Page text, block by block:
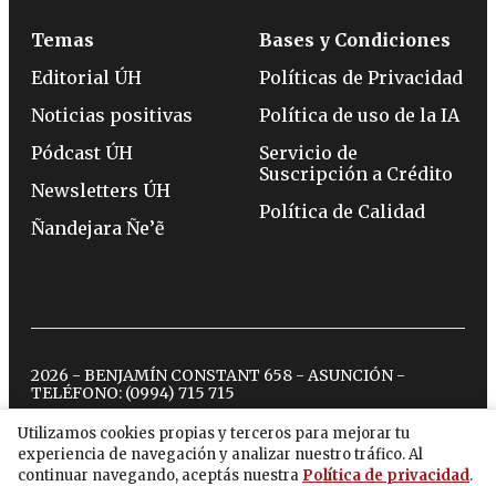
Utilizamos cookies propias y terceros para mejorar tu
experiencia de navegación y analizar nuestro tráfico. Al
continuar navegando, aceptás nuestra Política de privacidad.
Temas
Editorial ÚH
Noticias positivas
Pódcast ÚH
Newsletters ÚH
Ñandejara Ñe’ẽ
Bases y Condiciones
Políticas de Privacidad
Política de uso de la IA
Servicio de
Suscripción a Crédito
Política de Calidad
2026 - BENJAMÍN CONSTANT 658 - ASUNCIÓN -
TELÉFONO: (0994) 715 715
twitterinstagram
facebook
tiktokyoutubespotify